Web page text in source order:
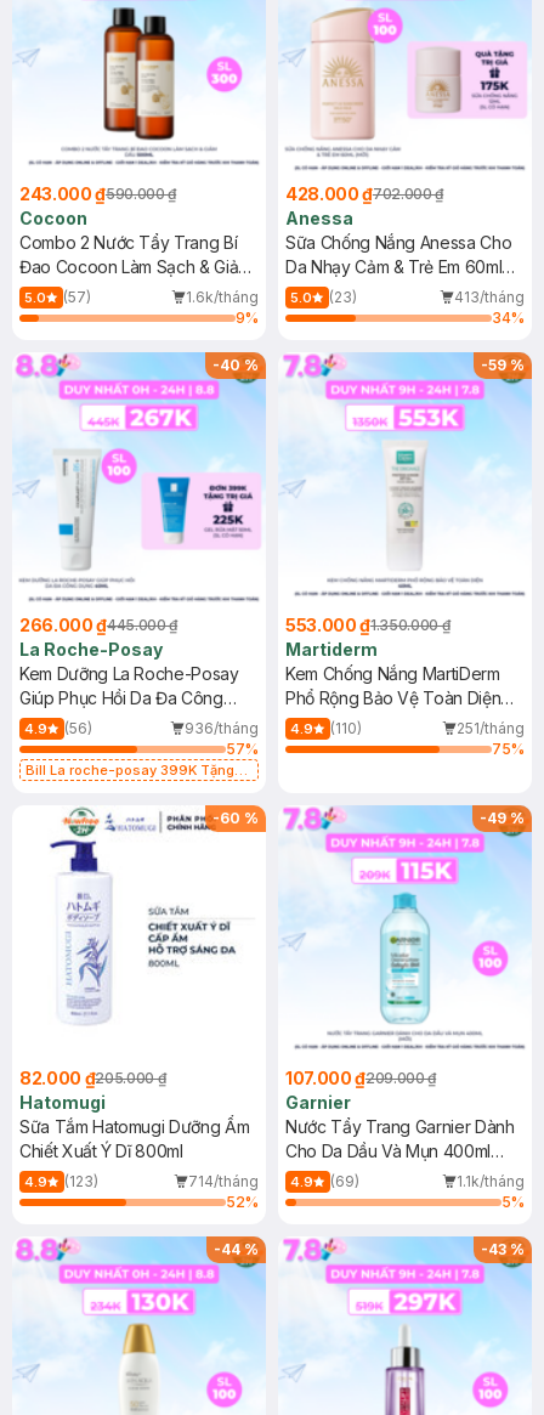
243.000 ₫590.000 ₫
Cocoon
Combo 2 Nước Tẩy Trang Bí
Đao Cocoon Làm Sạch & Giảm
Dầu 500ml
5.0 (57)
1.6k/tháng
9%
428.000 ₫702.000 ₫
Anessa
Sữa Chống Nắng Anessa Cho
Da Nhạy Cảm & Trẻ Em 60ml
(Mới)
5.0 (23)
413/tháng
34%
-40%
266.000 ₫445.000 ₫
La Roche-Posay
Kem Dưỡng La Roche-Posay
Giúp Phục Hồi Da Đa Công
Dụng 40ml
4.9 (56)
936/tháng
57%
Bill La roche-posay 399K Tặng
(SL có hạn)
-59%
553.000 ₫1.350.000 ₫
Martiderm
Kem Chống Nắng MartiDerm
Phổ Rộng Bảo Vệ Toàn Diện
40ml
4.9 (110)
251/tháng
75%
-60 %
82.000 ₫205.000 ₫
Hatomugi
Sữa Tắm Hatomugi Dưỡng Ẩm
Chiết Xuất Ý Dĩ 800ml
4.9 (123)
714/tháng
52%
-49%
107.000 ₫209.000 ₫
Garnier
Nước Tẩy Trang Garnier Dành
Cho Da Dầu Và Mụn 400ml
(Mới)
4.9 (69)
1.1k/tháng
5%
-44% -43%